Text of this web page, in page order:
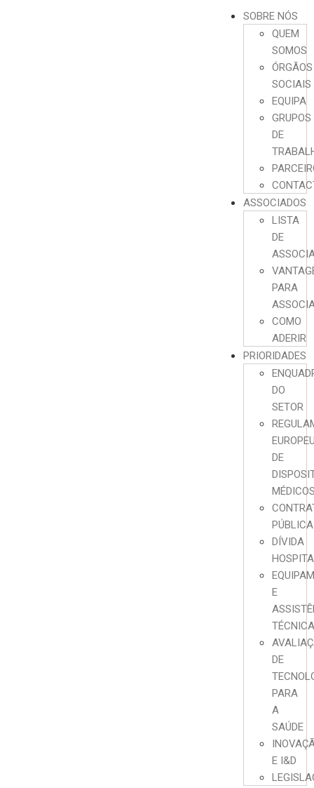
SOBRE NÓS
QUEM
SOMOS
ÓRGÃOS
SOCIAIS
EQUIPA
GRUPOS
DE
ASSOCIADOS
LISTA
DE
PARA
COMO
ADERIR
PRIORIDADES
DO
SETOR
DE
PÚBLICA
DÍVIDA
E
DE
PARA
A
SAÚDE
E I&D